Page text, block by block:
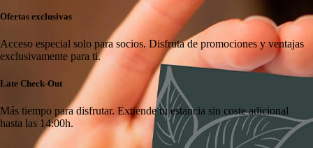
Ofertas exclusivas
Acceso especial solo para socios. Disfruta de promociones y ventajas
exclusivamente para ti.
Late Check-Out
Más tiempo para disfrutar. Extiende tu estancia sin coste adicional
hasta las 14:00h.